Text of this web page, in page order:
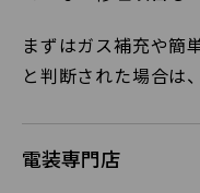
まずはガス補充や簡
と判断された場合は
電装専門店